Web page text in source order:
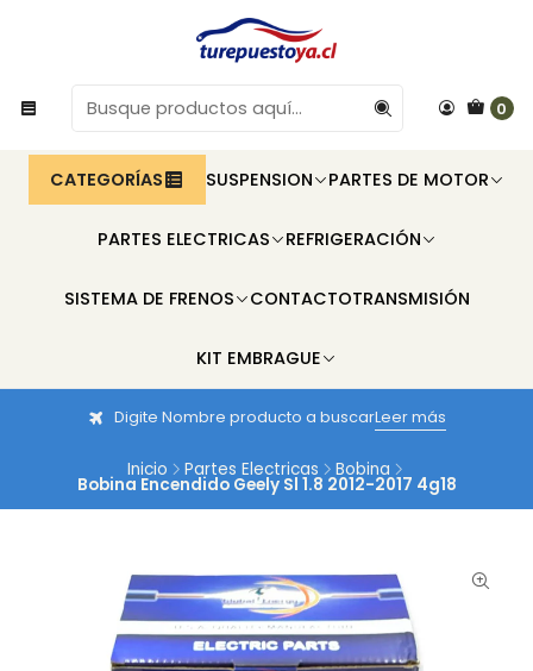
0
CATEGORÍAS SUSPENSION PARTES DE MOTOR
PARTES ELECTRICAS REFRIGERACIÓN
SISTEMA DE FRENOS CONTACTOTRANSMISIÓN
KIT EMBRAGUE
Digite Nombre producto a buscarLeer más
Inicio Partes Electricas Bobina
Bobina Encendido Geely Sl 1.8 2012-2017 4g18